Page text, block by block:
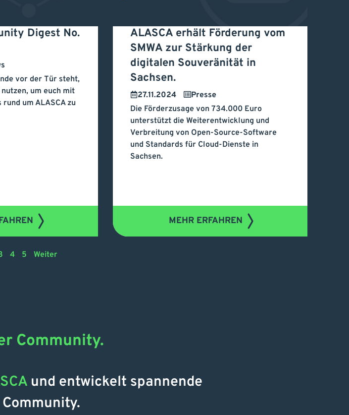
Digest No.
vor der Tür steht,
um euch mit
um ALASCA zu
ALASCA erhält Förderung vom
SMWA zur Stärkung der
digitalen Souveränität in
Sachsen.
27.11.2024
Presse
Die Förderzusage von 734.000 Euro
unterstützt die Weiterentwicklung und
Verbreitung von Open-Source-Software
und Standards für Cloud-Dienste in
Sachsen.
ALASCA erhält Förderung
vom SMWA zur Stärkung
der digitalen Souveränität
in Sachsen.
MEHR ERFAHREN
4 5 Weiter
Community.
und entwickelt spannende